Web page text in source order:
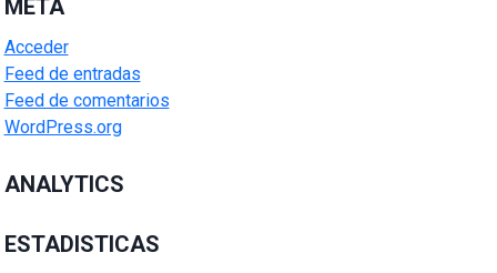
META
Acceder
Feed de entradas
Feed de comentarios
WordPress.org
ANALYTICS
ESTADISTICAS